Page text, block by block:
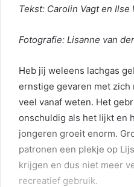
Tekst: Carolin Vagt en Ilse
Fotografie: Lisanne van
Heb jij weleens lachgas
ernstige gevaren met
veel vanaf weten. Het
onschuldig als het lijkt en
jongeren groeit enorm.
patronen een plekje op
krijgen en dus niet meer
recreatief gebruik.